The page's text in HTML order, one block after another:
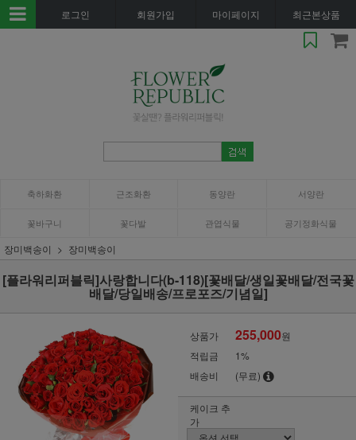
로그인 회원가입 마이페이지 최근본상품
축하화환 근조화환 동양란 서양란
꽃바구니 꽃다발 관엽식물 공기정화식물
장미백송이 장미백송이
[플라워리퍼블릭]사랑합니다(b-118)[꽃배달/생일꽃배달/전국꽃
배달/당일배송/프로포즈/기념일]
상품가 255,000원
적립금
1%
배송비
(무료)
케이크 추
가